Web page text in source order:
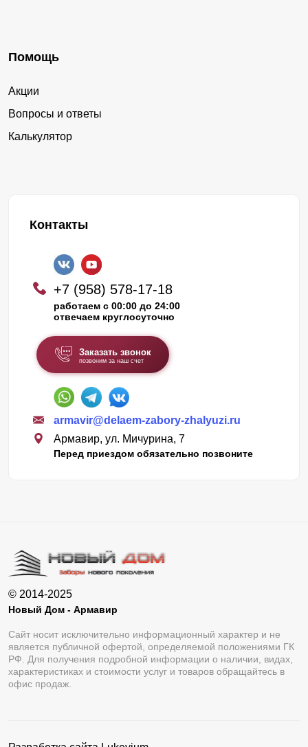
Помощь
Акции
Вопросы и ответы
Калькулятор
Контакты
+7 (958) 578-17-18
работаем с 00:00 до 24:00
отвечаем круглосуточно
Заказать звонок
позвоним за наш счет
armavir@delaem-zabory-zhalyuzi.ru
Армавир, ул. Мичурина, 7
Перед приездом обязательно позвоните
© 2014-2025
Новый Дом - Армавир
Сайт носит исключительно информационный характер и не
является публичной офертой, определяемой положениями ГК
РФ. Для получения подробной информации о наличии, видах,
характеристиках и стоимости услуг и товаров обращайтесь в
офис продаж.